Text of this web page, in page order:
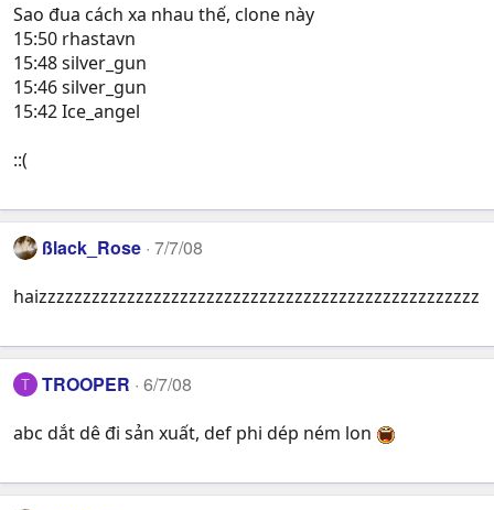
Sao đua cách xa nhau thế, clone này
15:50 rhastavn
15:48 silver_gun
15:46 silver_gun
15:42 Ice_angel
::(
ßlack_Rose 7/7/08
haizzzzzzzzzzzzzzzzzzzzzzzzzzzzzzzzzzzzzzzzzzzzzzzzzz
T TROOPER 6/7/08
abc dắt dê đi sản xuất, def phi dép ném lon